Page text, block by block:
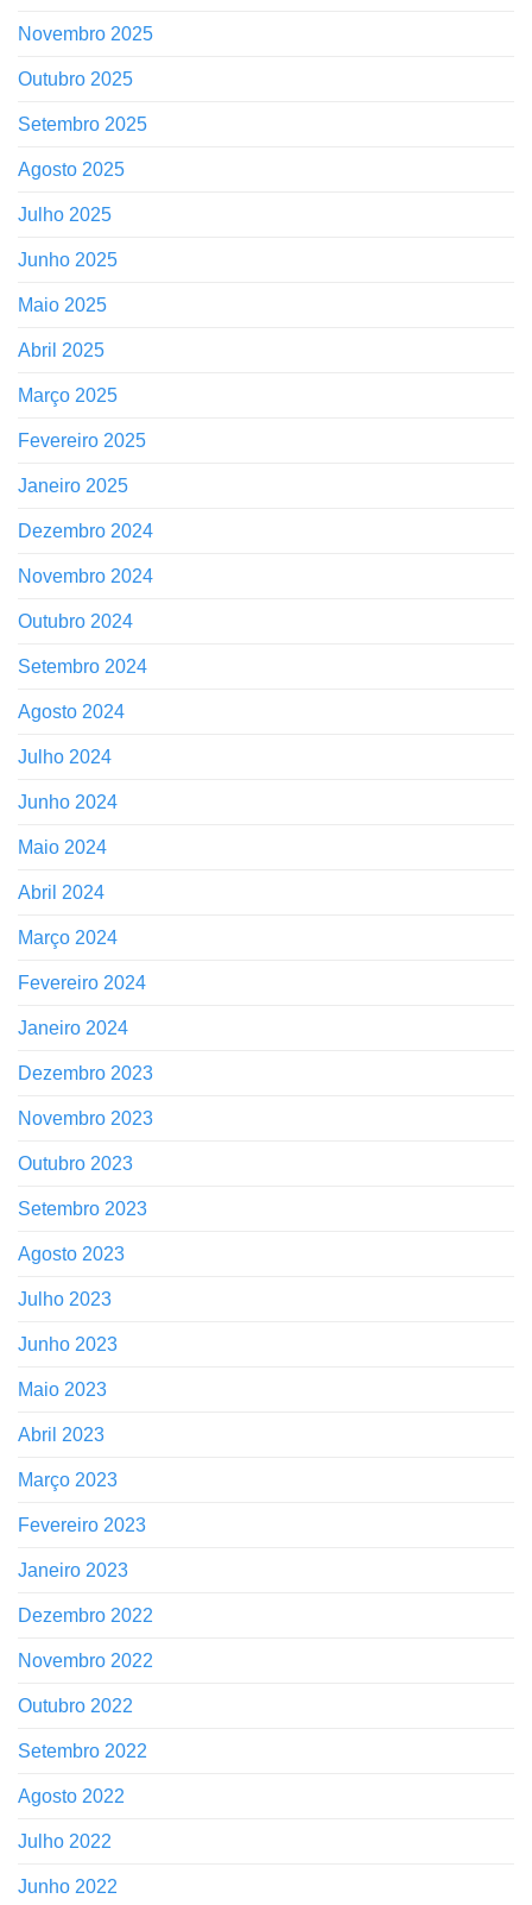
Novembro 2025
Outubro 2025
Setembro 2025
Agosto 2025
Julho 2025
Junho 2025
Maio 2025
Abril 2025
Março 2025
Fevereiro 2025
Janeiro 2025
Dezembro 2024
Novembro 2024
Outubro 2024
Setembro 2024
Agosto 2024
Julho 2024
Junho 2024
Maio 2024
Abril 2024
Março 2024
Fevereiro 2024
Janeiro 2024
Dezembro 2023
Novembro 2023
Outubro 2023
Setembro 2023
Agosto 2023
Julho 2023
Junho 2023
Maio 2023
Abril 2023
Março 2023
Fevereiro 2023
Janeiro 2023
Dezembro 2022
Novembro 2022
Outubro 2022
Setembro 2022
Agosto 2022
Julho 2022
Junho 2022